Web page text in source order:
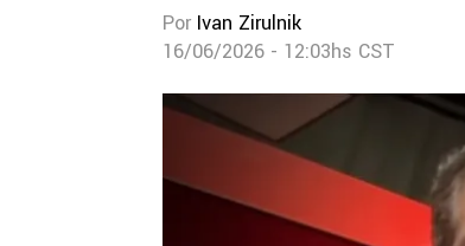
Por Ivan Zirulnik
16/06/2026 - 12:03hs CST